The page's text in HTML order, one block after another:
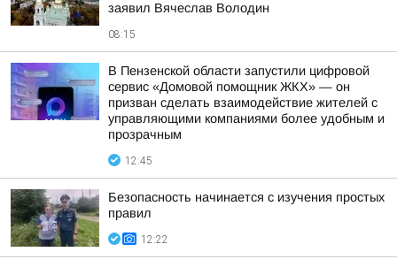
заявил Вячеслав Володин
08:15
В Пензенской области запустили цифровой
сервис «Домовой помощник ЖКХ» — он
призван сделать взаимодействие жителей с
управляющими компаниями более удобным и
прозрачным
12:45
Безопасность начинается с изучения простых
правил
12:22